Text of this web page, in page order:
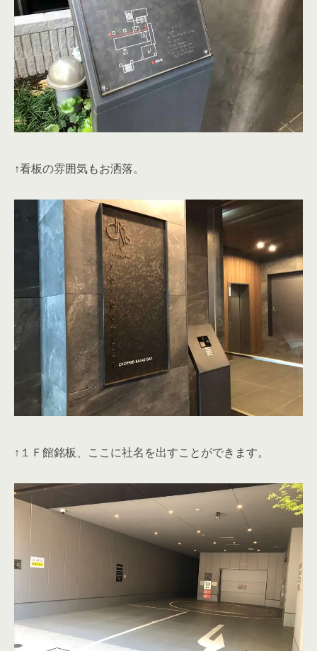
↑看板の雰囲気もお洒落。
↑１Ｆ館銘板、ここに社名を出すことができます。